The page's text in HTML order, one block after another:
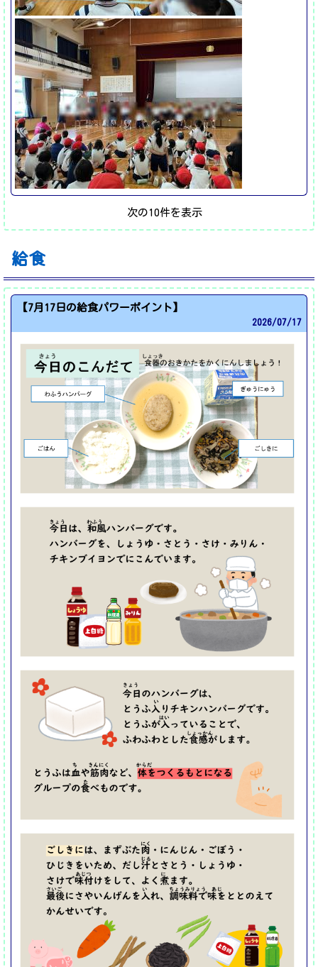
次の10件を表示
給食
【7月17日の給食パワーポイント】
2026/07/17